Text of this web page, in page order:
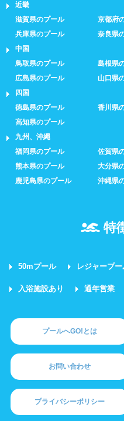
近畿
滋賀県のプール
京都府
兵庫県のプール
奈良県
中国
鳥取県のプール
島根県
広島県のプール
山口県
四国
徳島県のプール
香川県
高知県のプール
九州、沖縄
福岡県のプール
佐賀県
熊本県のプール
大分県
鹿児島県のプール
沖縄県
特
50mプール レジャープー
入浴施設あり 通年営業
プールへGO!とは
お問い合わせ
プライバシーポリシー